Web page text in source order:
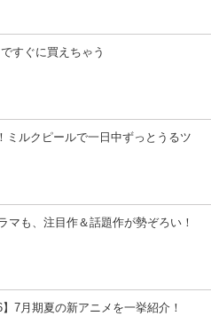
すぐに買えちゃう
ミルクピールで一日中ずっとうるツ
マも、注目作＆話題作が勢ぞろい！
】7月期夏の新アニメを一挙紹介！